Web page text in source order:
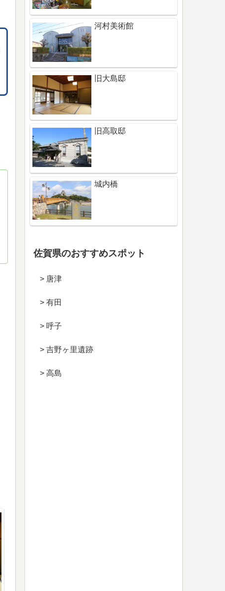
河村美術館
旧大島邸
旧高取邸
城内橋
佐賀県のおすすめスポット
> 唐津
> 有田
> 呼子
> 吉野ヶ里遺跡
> 高島